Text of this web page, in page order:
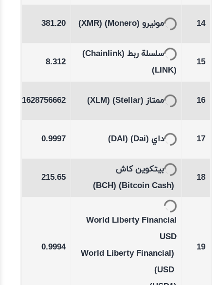
14 مونيرو (Monero)
(XMR)
381.20
15
سلسلة ربط (Chainlink)
(LINK)
8.312
16 ممتاز (Stellar)
(XLM)
0.1628756662
17 داي (Dai)
(DAI)
0.9997
18
بيتكوين كاش
(Bitcoin Cash)
(BCH)
215.65
19
World Liberty Financial
USD
(World Liberty Financial
USD)
0.9994